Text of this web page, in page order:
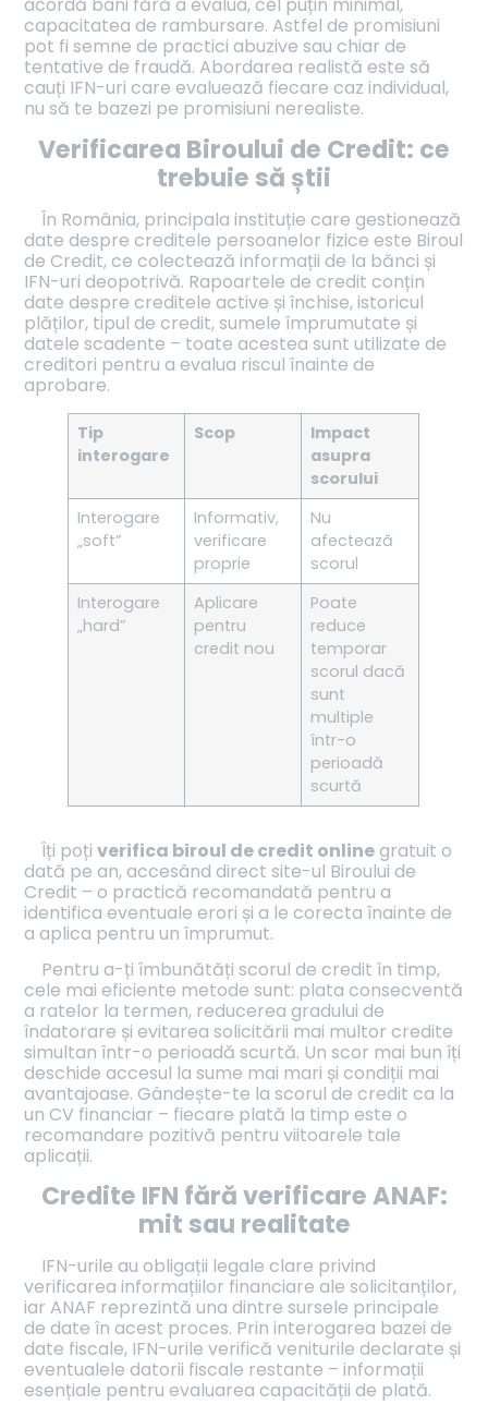
acordă bani fără a evalua, cel puțin minimal,
capacitatea de rambursare. Astfel de promisiuni
pot fi semne de practici abuzive sau chiar de
tentative de fraudă. Abordarea realistă este să
cauți IFN-uri care evaluează fiecare caz individual,
nu să te bazezi pe promisiuni nerealiste.
Verificarea Biroului de Credit: ce
trebuie să știi
În România, principala instituție care gestionează
date despre creditele persoanelor fizice este Biroul
de Credit, ce colectează informații de la bănci și
IFN-uri deopotrivă. Rapoartele de credit conțin
date despre creditele active și închise, istoricul
plăților, tipul de credit, sumele împrumutate și
datele scadente – toate acestea sunt utilizate de
creditori pentru a evalua riscul înainte de
aprobare.
Tip
interogare
Scop
Impact
asupra
scorului
Interogare
„soft”
Informativ,
verificare
proprie
Nu
afectează
scorul
Interogare
„hard”
Aplicare
pentru
credit nou
Poate
reduce
temporar
scorul dacă
sunt
multiple
într-o
perioadă
scurtă
Îți poțiverifica biroul de credit onlinegratuit o
dată pe an, accesând direct site-ul Biroului de
Credit – o practică recomandată pentru a
identifica eventuale erori și a le corecta înainte de
a aplica pentru un împrumut.
Pentru a-ți îmbunătăți scorul de credit în timp,
cele mai eficiente metode sunt: plata consecventă
a ratelor la termen, reducerea gradului de
îndatorare și evitarea solicitării mai multor credite
simultan într-o perioadă scurtă. Un scor mai bun îți
deschide accesul la sume mai mari și condiții mai
avantajoase. Gândește-te la scorul de credit ca la
un CV financiar – fiecare plată la timp este o
recomandare pozitivă pentru viitoarele tale
aplicații.
Credite IFN fără verificare ANAF:
mit sau realitate
IFN-urile au obligații legale clare privind
verificarea informațiilor financiare ale solicitanților,
iar ANAF reprezintă una dintre sursele principale
de date în acest proces. Prin interogarea bazei de
date fiscale, IFN-urile verifică veniturile declarate și
eventualele datorii fiscale restante – informații
esențiale pentru evaluarea capacității de plată.